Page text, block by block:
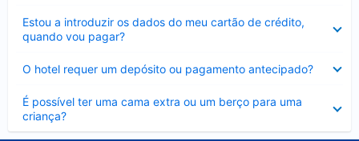
Estou a introduzir os dados do meu cartão de crédito,
quando vou pagar?
fechado
O hotel requer um depósito ou pagamento antecipado?
fechado
É possível ter uma cama extra ou um berço para uma
criança?
Elemento
fechado